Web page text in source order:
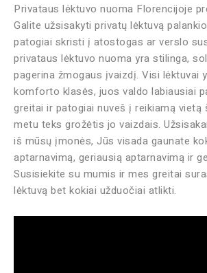
Privataus lėktuvo nuoma Florencijoje
Galite užsisakyti privatų lėktuvą
patogiai skristi į atostogas ar verslo
privataus lėktuvo nuoma yra stilinga,
pagerina žmogaus įvaizdį. Visi lėktuvai
komforto klasės, juos valdo labiausiai
greitai ir patogiai nuveš į reikiamą vietą
metu teks grožėtis jo vaizdais.
iš mūsų įmonės, Jūs visada gaunate
aptarnavimą, geriausią aptarnavimą ir
Susisiekite su mumis ir mes greitai
lėktuvą bet kokiai užduočiai atlikti.